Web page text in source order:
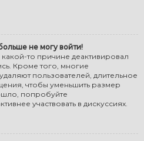
не могу войти!
то причине деактивировал
Кроме того, многие
пользователей, длительное
чтобы уменьшить размер
попробуйте
участвовать в дискуссиях.